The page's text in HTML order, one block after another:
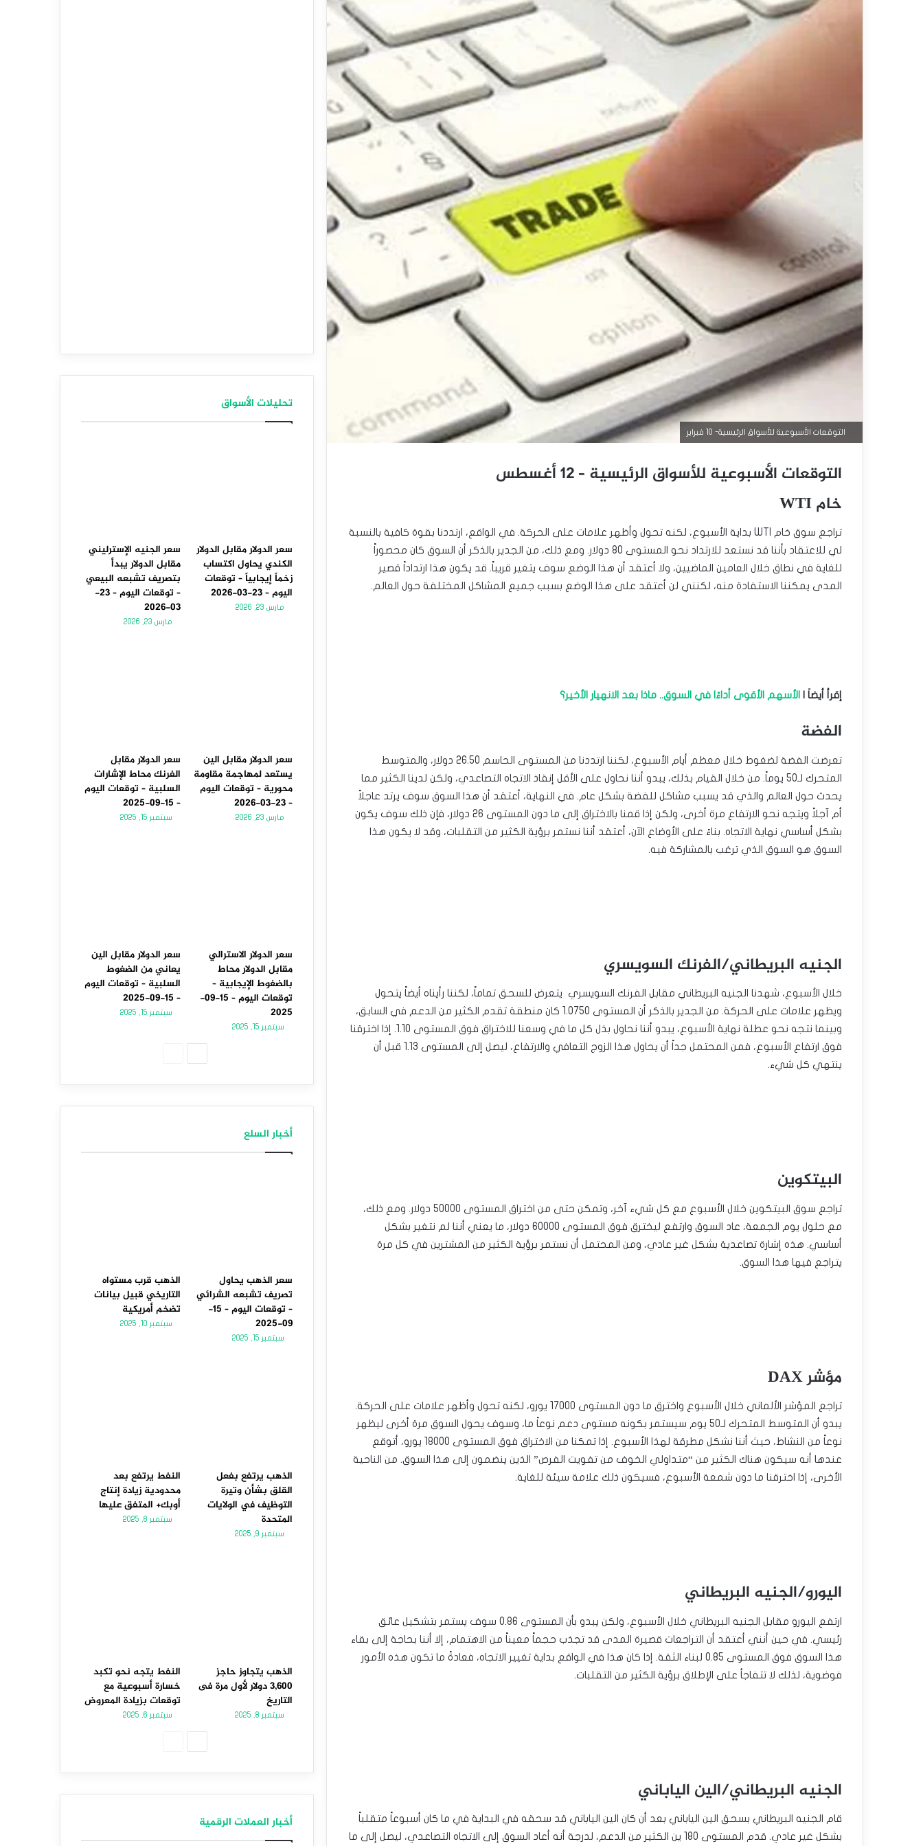
التوقعات الأسبوعية للأسواق الرئيسية- 10 فبراير
التوقعات الأسبوعية للأسواق الرئيسية – 12 أغسطس
خام WTI
تراجع سوق خام WTI بداية الأسبوع، لكنه تحول وأظهر علامات على الحركة. في الواقع، ارتددنا بقوة كافية بالنسبة
لي للاعتقاد بأننا قد نستعد للارتداد نحو المستوى 80 دولار. ومع ذلك، من الجدير بالذكر أن السوق كان محصوراً
للغاية في نطاق خلال العامين الماضيين، ولا أعتقد أن هذا الوضع سوف يتغير قريباً. قد يكون هذا ارتداداً قصير
المدى يمكننا الاستفادة منه، لكنني لن أعتقد على هذا الوضع بسبب جميع المشاكل المختلفة حول العالم.
إقرأ أيضاَ | الأسهم الأقوى أداءًا في السوق.. ماذا بعد الانهيار الأخير؟
الفضة
تعرضت الفضة لضغوط خلال معظم أيام الأسبوع، لكننا ارتددنا من المستوى الحاسم 26.50 دولار، والمتوسط ​​​​
المتحرك لـ50 يوماً. من خلال القيام بذلك، يبدو أننا نحاول على الأقل إنقاذ الاتجاه التصاعدي، ولكن لدينا الكثير مما
يحدث حول العالم والذي قد يسبب مشاكل للفضة بشكل عام. في النهاية، أعتقد أن هذا السوق سوف يرتد عاجلاً
أم آجلاً ويتجه نحو الارتفاع مرة أخرى، ولكن إذا قمنا بالاختراق إلى ما دون المستوى 26 دولار، فإن ذلك سوف يكون
بشكل أساسي نهاية الاتجاه. بناءً على الأوضاع الآن، أعتقد أننا نستمر برؤية الكثير من التقلبات، وقد لا يكون هذا
السوق هو السوق الذي ترغب بالمشاركة فيه.
الجنيه البريطاني/الفرنك السويسري
خلال الأسبوع، شهدنا الجنيه البريطاني مقابل الفرنك السويسري يتعرض للسحق تماماً، لكننا رأيناه أيضاً يتحول
ويظهر علامات على الحركة. من الجدير بالذكر أن المستوى 1.0750 كان منطقة تقدم الكثير من الدعم في السابق،
وبينما نتجه نحو عطلة نهاية الأسبوع، يبدو أننا نحاول بذل كل ما في وسعنا للاختراق فوق المستوى 1.10. إذا اخترقنا
فوق ارتفاع الأسبوع، فمن المحتمل جداً أن يحاول هذا الزوج التعافي والارتفاع، ليصل إلى المستوى 1.13 قبل أن
ينتهي كل شيء.
البيتكوين
تراجع سوق البيتكوين خلال الأسبوع مع كل شيء آخر، وتمكن حتى من اختراق المستوى 50000 دولار. ومع ذلك،
مع حلول يوم الجمعة، عاد السوق وارتفع ليخترق فوق المستوى 60000 دولار، ما يعني أننا لم نتغير بشكل
أساسي. هذه إشارة تصاعدية بشكل غير عادي، ومن المحتمل أن نستمر برؤية الكثير من المشترين في كل مرة
يتراجع فيها هذا السوق.
مؤشر DAX
تراجع المؤشر الألماني خلال الأسبوع واخترق ما دون المستوى 17000 يورو، لكنه تحول وأظهر علامات على الحركة.
يبدو أن المتوسط ​​المتحرك لـ50 يوم سيستمر بكونه مستوى دعم نوعاً ما، وسوف يحول السوق مرة أخرى ليظهر
نوعاً من النشاط، حيث أننا نشكل مطرقة لهذا الأسبوع. إذا تمكنا من الاختراق فوق المستوى 18000 يورو، أتوقع
عندها أنه سيكون هناك الكثير من “متداولي الخوف من تفويت الفرص” الذين ينضمون إلى هذا السوق. من الناحية
الأخرى، إذا اخترقنا ما دون شمعة الأسبوع، فسيكون ذلك علامة سيئة للغاية.
اليورو/الجنيه البريطاني
ارتفع اليورو مقابل الجنيه البريطاني خلال الأسبوع، ولكن يبدو بأن المستوى 0.86 سوف يستمر بتشكيل عائق
رئيسي. في حين أنني أعتقد أن التراجعات قصيرة المدى قد تجذب حجماً معيناً من الاهتمام، إلا أننا بحاجة إلى بقاء
هذا السوق فوق المستوى 0.85 لبناء الثقة. إذا كان هذا في الواقع بداية تغيير الاتجاه، فعادةً ما تكون هذه الأمور
فوضوية، لذلك لا تتفاجأ على الإطلاق برؤية الكثير من التقلبات.
الجنيه البريطاني/الين الياباني
قام الجنيه البريطاني بسحق الين الياباني بعد أن كان الين الياباني قد سحقه في البداية في ما كان أسبوعاً متقلباً
بشكل غير عادي. قدم المستوى 180 ين الكثير من الدعم، لدرجة أنه أعاد السوق إلى الاتجاه التصاعدي، ليصل إلى ما
تحليلات الأسواق
سعر الدولار مقابل الدولار
الكندي يحاول اكتساب
زخماً إيجابياً – توقعات
اليوم – 23-03-2026
مارس 23, 2026
سعر الجنيه الإسترليني
مقابل الدولار يبدأ
بتصريف تشبعه البيعي
– توقعات اليوم – 23-
03-2026
مارس 23, 2026
سعر الدولار مقابل الين
يستعد لمهاجمة مقاومة
محورية – توقعات اليوم
– 23-03-2026
مارس 23, 2026
سعر الدولار مقابل
الفرنك محاط الإشارات
السلبية – توقعات اليوم
– 15-09-2025
سبتمبر 15, 2025
سعر الدولار الاسترالي
مقابل الدولار محاط
بالضغوط الإيجابية –
توقعات اليوم – 15-09-
2025
سبتمبر 15, 2025
سعر الدولار مقابل الين
يعاني من الضغوط
السلبية – توقعات اليوم
– 15-09-2025
سبتمبر 15, 2025
أخبار السلع
سعر الذهب يحاول
تصريف تشبعه الشرائي
– توقعات اليوم – 15-
09-2025
سبتمبر 15, 2025
الذهب قرب مستواه
التاريخي قبيل بيانات
تضخم أمريكية
سبتمبر 10, 2025
الذهب يرتفع بفعل
القلق بشأن وتيرة
التوظيف في الولايات
المتحدة
سبتمبر 9, 2025
النفط يرتفع بعد
محدودية زيادة إنتاج
أوبك+ المتفق عليها
سبتمبر 8, 2025
الذهب يتجاوز حاجز
3,600 دولار لأول مرة فى
التاريخ
سبتمبر 8, 2025
النفط يتجه نحو تكبد
خسارة أسبوعية مع
توقعات بزيادة المعروض
سبتمبر 6, 2025
أخبار العملات الرقمية